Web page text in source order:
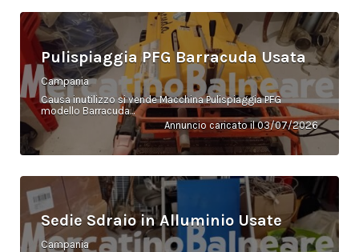
Pulispiaggia PFG Barracuda Usata
Campania
Causa inutilizzo si vende Macchina Pulispiaggia PFG
modello Barracuda...
Annuncio caricato il 03/07/2026
Sedie Sdraio in Alluminio Usate
Campania